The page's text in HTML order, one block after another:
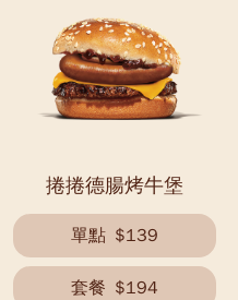
捲捲德腸烤牛堡
單點 $139
套餐 $194